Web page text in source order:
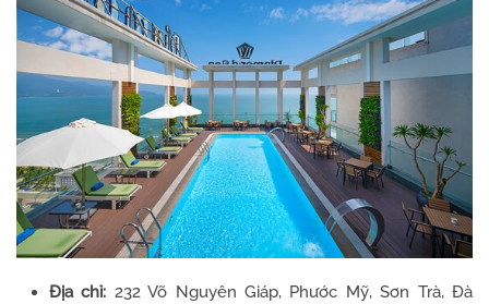
Địa chỉ: 232 Võ Nguyên Giáp, Phước Mỹ, Sơn Trà, Đà